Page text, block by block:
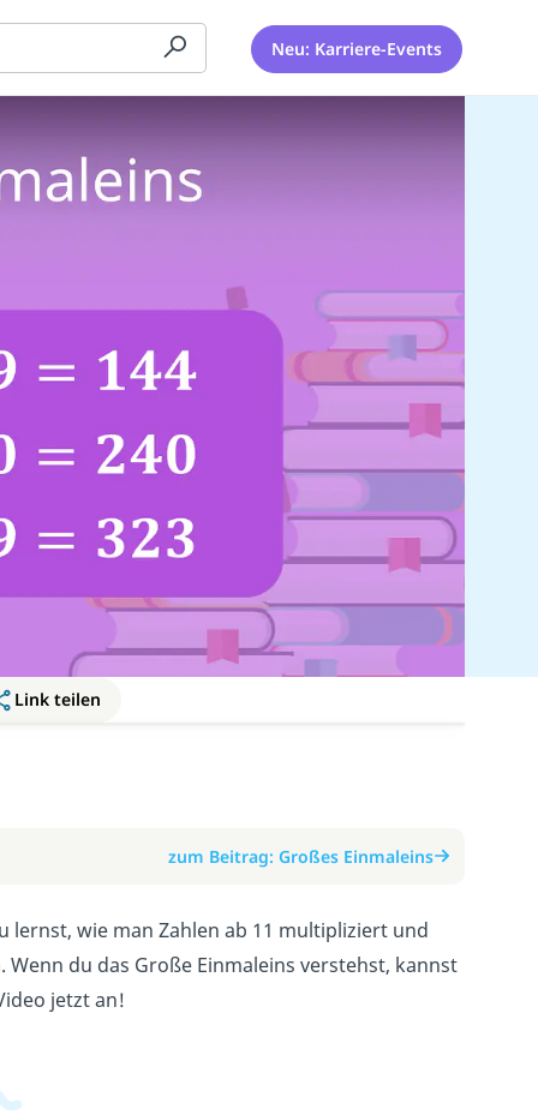
Neu: Karriere-Events
Link teilen
zum Beitrag: Großes Einmaleins
lernst, wie man Zahlen ab 11 multipliziert und
du das Große Einmaleins verstehst, kannst
jetzt an!